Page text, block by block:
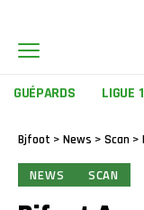
GUÉPARDS LIGUE 1
Bjfoot > News > Scan >
NEWS SCAN